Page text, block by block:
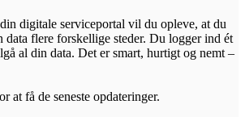
digitale serviceportal vil du opleve, at du
data flere forskellige steder. Du logger ind ét
al din data. Det er smart, hurtigt og nemt –
at få de seneste opdateringer.